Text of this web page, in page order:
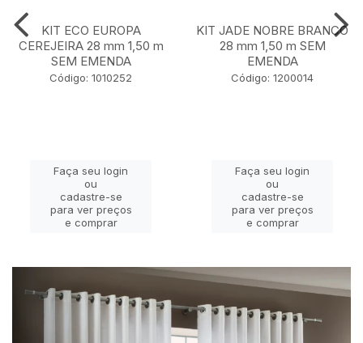
KIT ECO EUROPA
CEREJEIRA 28 mm 1,50 m
SEM EMENDA
Código: 1010252
Faça seu login
ou
cadastre-se
para ver preços
e comprar
KIT JADE NOBRE BRANCO
28 mm 1,50 m SEM
EMENDA
Código: 1200014
Faça seu login
ou
cadastre-se
para ver preços
e comprar